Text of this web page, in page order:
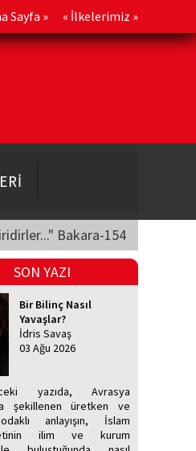
Sayfa » « İlkelerimiz »
Bakara-154
SON YAZI
Bir Bilinç Nasıl
Yavaşlar?
İdris Savaş
03 Ağu 2026
yazıda, Avrasya
şekillenen üretken ve
anlayışın, İslam
ilim ve kurum